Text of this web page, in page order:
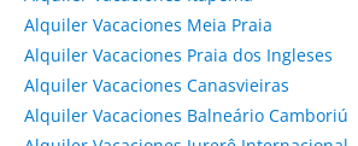
Alquiler Vacaciones Meia Praia
Alquiler Vacaciones Praia dos Ingleses
Alquiler Vacaciones Canasvieiras
Alquiler Vacaciones Balneário Camboriú